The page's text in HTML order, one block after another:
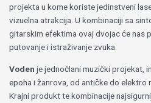
projekta u kome koriste jedinstveni
vizuelna atrakcija. U kombinaciji sa
gitarskim efektima ovaj dvojac će nas
putovanje i istraživanje zvuka.
Voden je jednočlani muzički projekat,
epoha i žanrova, od antičke do elektro
Krajni produkt te kombinacije